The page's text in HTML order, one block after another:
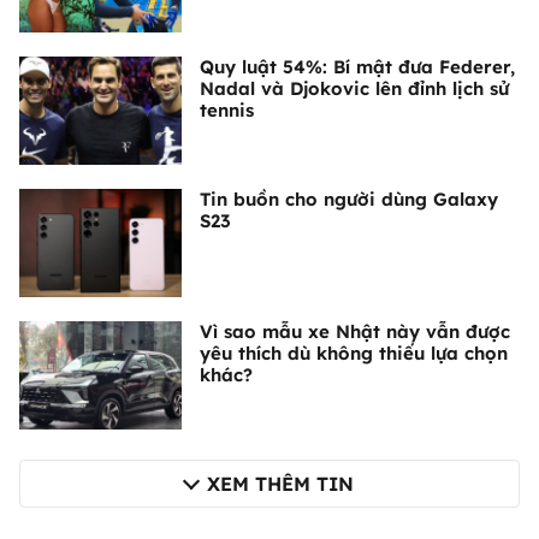
Quy luật 54%: Bí mật đưa Federer,
Nadal và Djokovic lên đỉnh lịch sử
tennis
Tin buồn cho người dùng Galaxy
S23
Vì sao mẫu xe Nhật này vẫn được
yêu thích dù không thiếu lựa chọn
khác?
XEM THÊM TIN